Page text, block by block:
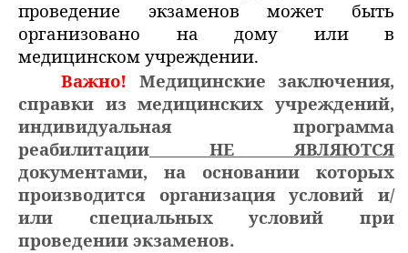
проведение экзаменов может быть
организовано на дому или в
медицинском учреждении.
Важно! Медицинские заключения,
справки из медицинских учреждений,
индивидуальная программа
реабилитации НЕ ЯВЛЯЮТСЯ
документами, на основании которых
производится организация условий и/
или специальных условий при
проведении экзаменов.